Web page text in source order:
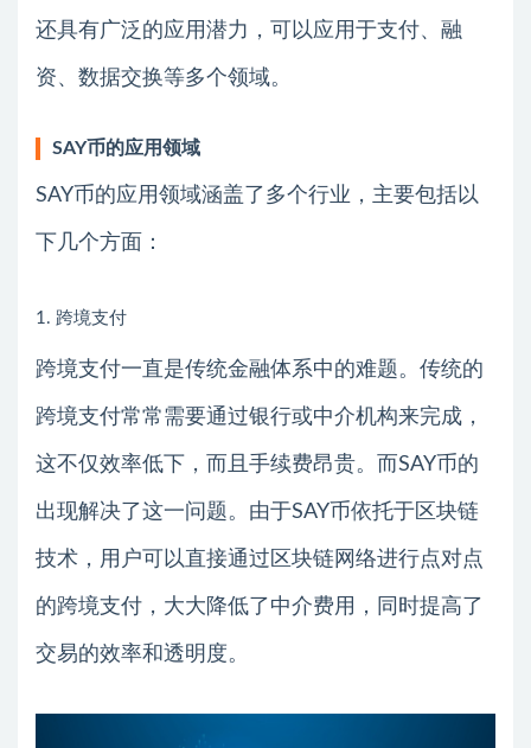
还具有广泛的应用潜力，可以应用于支付、融
资、数据交换等多个领域。
SAY币的应用领域
SAY币的应用领域涵盖了多个行业，主要包括以
下几个方面：
1. 跨境支付
跨境支付一直是传统金融体系中的难题。传统的
跨境支付常常需要通过银行或中介机构来完成，
这不仅效率低下，而且手续费昂贵。而SAY币的
出现解决了这一问题。由于SAY币依托于区块链
技术，用户可以直接通过区块链网络进行点对点
的跨境支付，大大降低了中介费用，同时提高了
交易的效率和透明度。